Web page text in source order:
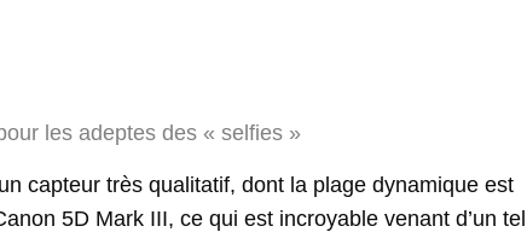
les adeptes des « selfies »
capteur très qualitatif, dont la plage dynamique est
5D Mark III, ce qui est incroyable venant d’un tel